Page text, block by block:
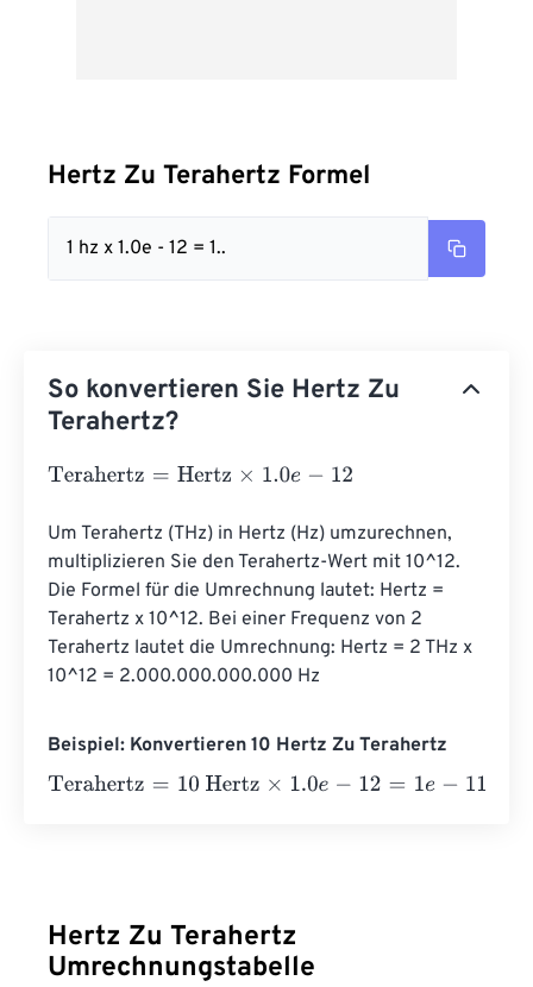
Hertz Zu Terahertz Formel
1 hz x 1.0e - 12 = 1..
So konvertieren Sie Hertz Zu
Terahertz?
Terahertz=Hertz×1.0e -12
Um Terahertz (THz) in Hertz (Hz) umzurechnen,
multiplizieren Sie den Terahertz-Wert mit 10^12.
Die Formel für die Umrechnung lautet: Hertz =
Terahertz x 10^12. Bei einer Frequenz von 2
Terahertz lautet die Umrechnung: Hertz = 2 THz x
10^12 = 2.000.000.000.000 Hz
Beispiel: Konvertieren 10 Hertz Zu Terahertz
Terahertz=10 Hertz×1.0e 12 =1e-11 Terahertz
Hertz Zu Terahertz
Umrechnungstabelle